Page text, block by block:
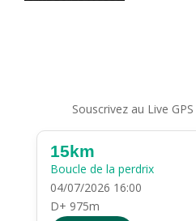
Souscrivez au Live
15km
Boucle de la perdrix
04/07/2026 16:00
D+ 975m